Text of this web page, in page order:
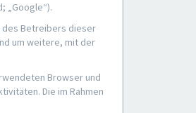
„Google“).
des Betreibers dieser
um weitere, mit der
Browser und
Die im Rahmen